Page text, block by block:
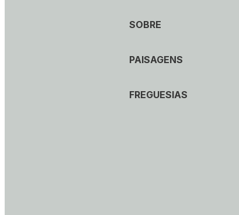
SOBRE
PAISAGENS
FREGUESIAS